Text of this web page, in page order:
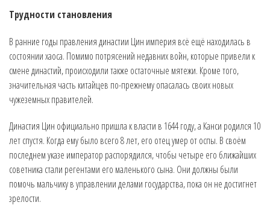
Трудности становления
В ранние годы правления династии Цин империя всё ещё находилась в
состоянии хаоса. Помимо потрясений недавних войн, которые привели к
смене династий, происходили также остаточные мятежи. Кроме того,
значительная часть китайцев по-прежнему опасалась своих новых
чужеземных правителей.
Династия Цин официально пришла к власти в 1644 году, а Канси родился 10
лет спустя. Когда ему было всего 8 лет, его отец умер от оспы. В своём
последнем указе император распорядился, чтобы четыре его ближайших
советника стали регентами его маленького сына. Они должны были
помочь мальчику в управлении делами государства, пока он не достигнет
зрелости.